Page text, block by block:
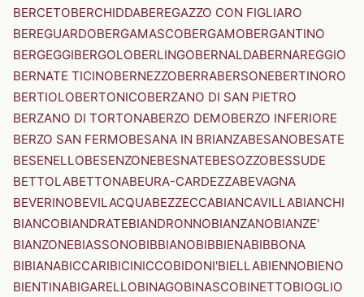
BERCETOBERCHIDDABEREGAZZO CON FIGLIARO
BEREGUARDOBERGAMASCOBERGAMOBERGANTINO
BERGEGGIBERGOLOBERLINGOBERNALDABERNAREGGIO
BERNATE TICINOBERNEZZOBERRABERSONEBERTINORO
BERTIOLOBERTONICOBERZANO DI SAN PIETRO
BERZANO DI TORTONABERZO DEMOBERZO INFERIORE
BERZO SAN FERMOBESANA IN BRIANZABESANOBESATE
BESENELLOBESENZONEBESNATEBESOZZOBESSUDE
BETTOLABETTONABEURA-CARDEZZABEVAGNA
BEVERINOBEVILACQUABEZZECCABIANCAVILLABIANCHI
BIANCOBIANDRATEBIANDRONNOBIANZANOBIANZE'
BIANZONEBIASSONOBIBBIANOBIBBIENABIBBONA
BIBIANABICCARIBICINICCOBIDONI'BIELLABIENNOBIENO
BIENTINABIGARELLOBINAGOBINASCOBINETTOBIOGLIO